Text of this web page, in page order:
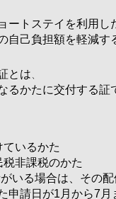
ートステイを利用し
自己負担額を軽減す
とは、
るかたに交付する証
いるかた
非課税のかた
いる場合は、その
申請日が1 月から7 月